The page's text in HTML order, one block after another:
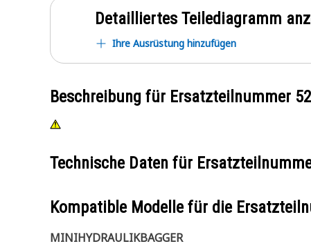
Detailliertes Teilediagramm
Ihre Ausrüstung hinzufügen
Beschreibung für Ersatzteilnummer
Technische Daten für
Kompatible Modelle für die
MINIHYDRAULIKBAGGER